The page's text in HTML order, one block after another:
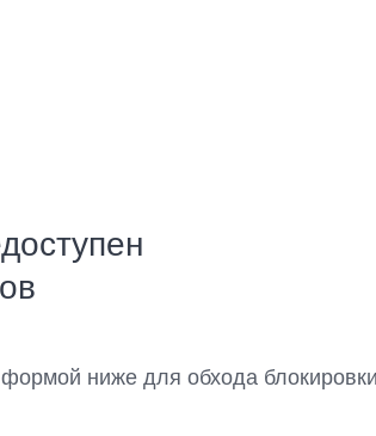
ниже для обхода блокировки